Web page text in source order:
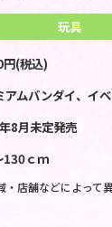
玩具
円(税込)
アムバンダイ、イ
8月未定発売
130ｃｍ
店舗などによって